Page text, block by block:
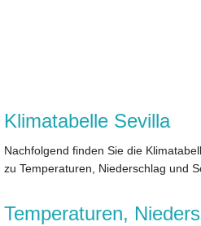
Klimatabelle Sevilla
Nachfolgend finden Sie die
zu Temperaturen, Niederschlag und
Temperaturen,